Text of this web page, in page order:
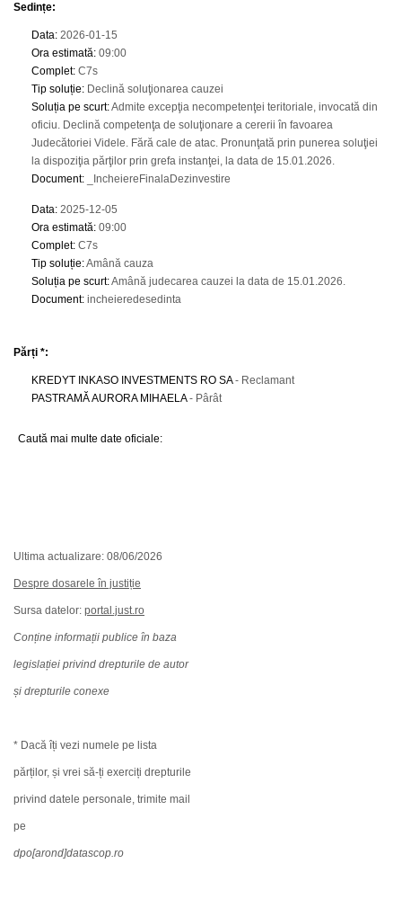
Sedințe:
Data: 2026-01-15
Ora estimată: 09:00
Complet: C7s
Tip soluție: Declină soluţionarea cauzei
Soluția pe scurt:Admite excepţia necompetenţei teritoriale, invocată din
oficiu. Declină competenţa de soluţionare a cererii în favoarea
Judecătoriei Videle. Fără cale de atac. Pronunţată prin punerea soluţiei
la dispoziţia părţilor prin grefa instanţei, la data de 15.01.2026.
Document: _IncheiereFinalaDezinvestire
Data: 2025-12-05
Ora estimată: 09:00
Complet: C7s
Tip soluție:Amână cauza
Soluția pe scurt:Amână judecarea cauzei la data de 15.01.2026.
Document: incheieredesedinta
Părți *:
KREDYT INKASO INVESTMENTS RO SA- Reclamant
PASTRAMĂ AURORA MIHAELA- Pârât
Caută mai multe date oficiale:
Ultima actualizare: 08/06/2026
Despre dosarele în justiție
Sursa datelor: portal.just.ro
Conține informații publice în baza
legislației privind drepturile de autor
și drepturile conexe
* Dacă îți vezi numele pe lista
părților, și vrei să-ți exerciți drepturile
privind datele personale, trimite mail
pe
dpo[arond]datascop.ro